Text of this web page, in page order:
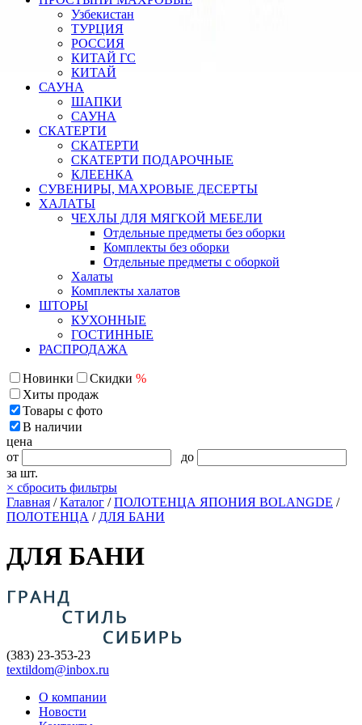
Узбекистан
ТУРЦИЯ
РОССИЯ
КИТАЙ ГС
КИТАЙ
САУНА
ШАПКИ
САУНА
СКАТЕРТИ
СКАТЕРТИ
СКАТЕРТИ ПОДАРОЧНЫЕ
КЛЕЕНКА
СУВЕНИРЫ, МАХРОВЫЕ ДЕСЕРТЫ
ХАЛАТЫ
ЧЕХЛЫ ДЛЯ МЯГКОЙ МЕБЕЛИ
Отдельные предметы без оборки
Комплекты без оборки
Отдельные предметы с оборкой
Халаты
Комплекты халатов
ШТОРЫ
КУХОННЫЕ
ГОСТИННЫЕ
РАСПРОДАЖА
Новинки Скидки %
Хиты продаж
Товары с фото
В наличии
цена
от
до
за шт.
× сбросить фильтры
Главная /Каталог /ПОЛОТЕНЦА ЯПОНИЯ BOLANGDE /
ПОЛОТЕНЦА / ДЛЯ БАНИ
ДЛЯ БАНИ
(383) 23-353-23
textildom@inbox.ru
О компании
Новости